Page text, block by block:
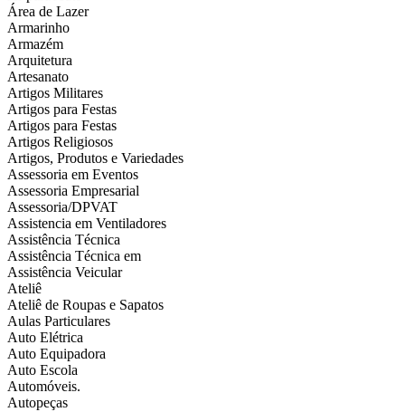
Área de Lazer
Armarinho
Armazém
Arquitetura
Artesanato
Artigos Militares
Artigos para Festas
Artigos para Festas
Artigos Religiosos
Artigos, Produtos e Variedades
Assessoria em Eventos
Assessoria Empresarial
Assessoria/DPVAT
Assistencia em Ventiladores
Assistência Técnica
Assistência Técnica em
Assistência Veicular
Ateliê
Ateliê de Roupas e Sapatos
Aulas Particulares
Auto Elétrica
Auto Equipadora
Auto Escola
Automóveis.
Autopeças